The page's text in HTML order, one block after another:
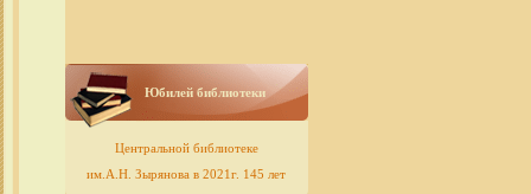
Юбилей библиотеки
Центральной библиотеке
им.А.Н. Зырянова в 2021г. 145 лет